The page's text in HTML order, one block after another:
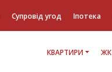
Супровід угод Іпотека
КВАРТИРИ ЖК